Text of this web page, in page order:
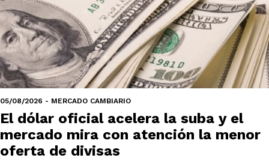
05/08/2026 - MERCADO CAMBIARIO
El dólar oficial acelera la suba y el
mercado mira con atención la menor
oferta de divisas